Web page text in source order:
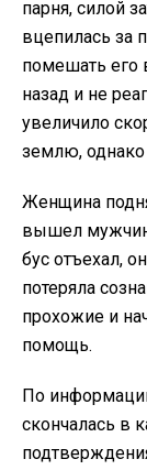
парня, силой
вцепилась за
помешать его
назад и не
увеличило
землю,
Женщина
вышел
бус отъехал,
потеряла
прохожие и
помощь.
По
скончалась в